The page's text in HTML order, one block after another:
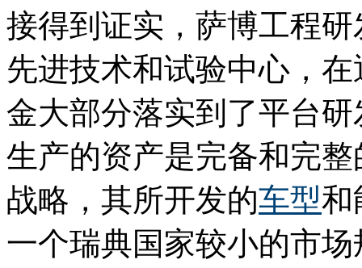
接得到证实，萨博工程
先进技术和试验中心，
金大部分落实到了平台
生产的资产是完备和完
战略，其所开发的车型和
一个瑞典国家较小的市